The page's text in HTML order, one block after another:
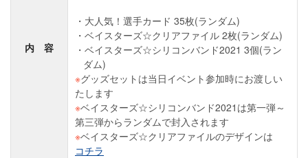
内 容
大人気！選手カード 35枚(ランダム)
ベイスターズ☆クリアファイル 2枚(ランダム)
ベイスターズ☆シリコンバンド2021 3個(ラン
ダム)
※グッズセットは当日イベント参加時にお渡しい
たします
※ベイスターズ☆シリコンバンド2021は第一弾～
第三弾からランダムで封入されます
※ベイスターズ☆クリアファイルのデザインは
コチラ